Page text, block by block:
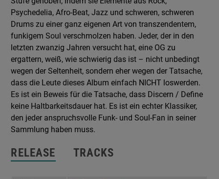
Psychedelia, Afro-Beat, Jazz und schweren, schweren
Drums zu einer ganz eigenen Art von transzendentem,
funkigem Soul verschmolzen haben. Jeder, der in den
letzten zwanzig Jahren versucht hat, eine OG zu
ergattern, weiß, wie schwierig das ist – nicht unbedingt
wegen der Seltenheit, sondern eher wegen der Tatsache,
dass die Leute dieses Album einfach NICHT loswerden.
Es ist ein Beweis für die Tatsache, dass Discern / Define
keine Haltbarkeitsdauer hat. Es ist ein echter Klassiker,
den jeder anspruchsvolle Funk- und Soul-Fan in seiner
Sammlung haben muss.
RELEASE TRACKS